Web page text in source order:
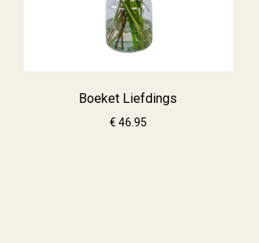
Boeket Liefdings
€ 46.95